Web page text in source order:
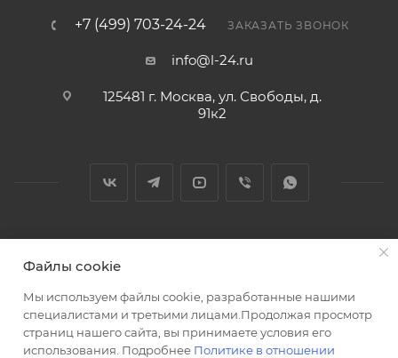
+7 (499) 703-24-24 ЗАКАЗАТЬ ЗВОНОК
info@l-24.ru
125481 г. Москва, ул. Свободы, д.
91к2
Файлы cookie
Мы используем файлы cookie, разработанные нашими
специалистами и третьими лицами.Продолжая просмотр
страниц нашего сайта, вы принимаете условия его
использования. Подробнее Политике в отношении